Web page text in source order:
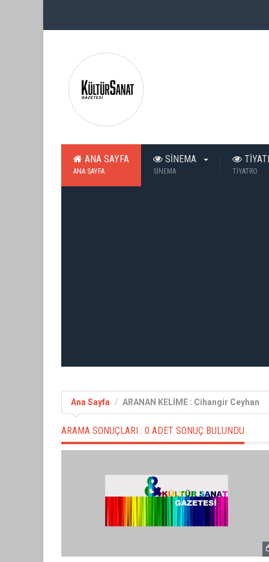
ANA SAYFA
ANA SAYFA
SİNEMA
SİNEMA TİYATRO
Ana Sayfa ARANAN KELİME : Cihangir Ceyhan
ARAMA SONUÇLARI : 0 ADET SONUÇ BULUNDU